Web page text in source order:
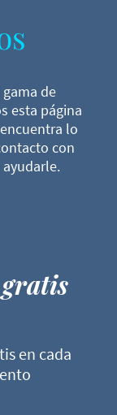
de
esta página
lo
con
en cada